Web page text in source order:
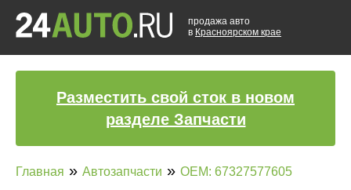
продажа авто
в Красноярском крае
Разместить свой сток в новом
разделе Запчасти
Главная » Автозапчасти » OEM: 67327577605